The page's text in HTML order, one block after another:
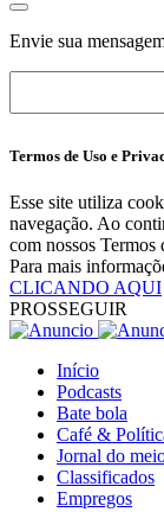
Envie sua
Termos de Uso e
Esse site utiliza
navegação. Ao
com nossos Termos
Para mais
CLICANDO AQUI
PROSSEGUIR
Início
Podcasts
Bate bola
Café &
Jornal do
Classificados
Empregos